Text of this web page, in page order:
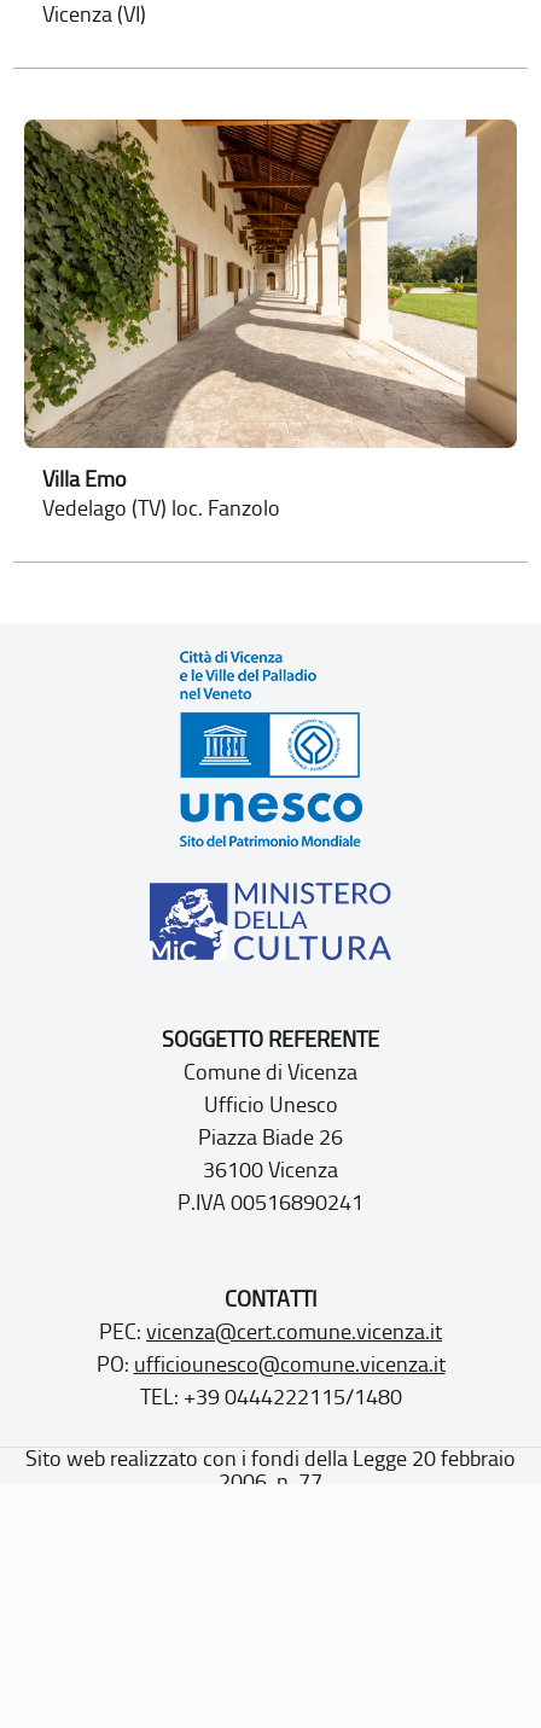
Vicenza (VI)
Villa Emo
Vedelago (TV) loc. Fanzolo
SOGGETTO REFERENTE
Comune di Vicenza
Ufficio Unesco
Piazza Biade 26
36100 Vicenza
P.IVA 00516890241
CONTATTI
PEC: vicenza@cert.comune.vicenza.it
PO: ufficiounesco@comune.vicenza.it
TEL: +39 0444222115/1480
Sito web realizzato con i fondi della Legge 20 febbraio
2006, n. 77